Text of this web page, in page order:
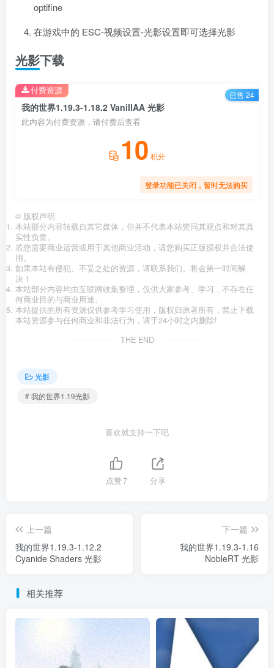
optifine
在游戏中的 ESC-视频设置-光影设置即可选择光影
光影下载
我的世界1.19.3-1.18.2 VanillAA 光影
此内容为付费资源，请付费后查看
10 积分
登录功能已关闭，暂时无法购买
付费资源 已售 24
© 版权声明
本站部分内容转载自其它媒体，但并不代表本站赞同其观点和对其真
实性负责。
若您需要商业运营或用于其他商业活动，请您购买正版授权并合法使
用。
如果本站有侵犯、不妥之处的资源，请联系我们。将会第一时间解
决！
本站部分内容均由互联网收集整理，仅供大家参考、学习，不存在任
何商业目的与商业用途。
本站提供的所有资源仅供参考学习使用，版权归原著所有，禁止下载
本站资源参与任何商业和非法行为，请于24小时之内删除!
THE END
光影
# 我的世界1.19光影
喜欢就支持一下吧
点赞7 分享
上一篇
我的世界1.19.3-1.12.2
Cyanide Shaders 光影
下一篇
我的世界1.19.3-1.16
NobleRT 光影
相关推荐